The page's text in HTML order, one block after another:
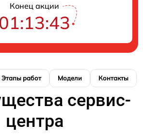
Конец акции
Этапы работ Модели Контакты
сервис-
центра